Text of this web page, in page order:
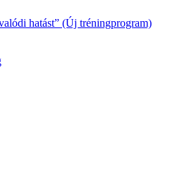
hatást” (Új tréningprogram)